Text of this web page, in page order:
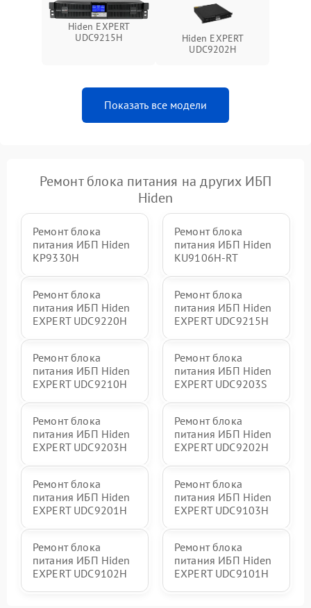
Поломка системы защиты
от перегрузок
Подробнее →
Повреждение системы
защиты от перегрева
перенапряжения
Hiden EXPERT
UDC9215H
Hiden EXPERT
UDC9202H
Показать все модели
Ремонт блока питания на других ИБП
Hiden
Ремонт блока
питания ИБП Hiden
KP9330H
Ремонт блока
питания ИБП Hiden
KU9106H-RT
Ремонт блока
питания ИБП Hiden
EXPERT UDC9220H
Ремонт блока
питания ИБП Hiden
EXPERT UDC9215H
Ремонт блока
питания ИБП Hiden
EXPERT UDC9210H
Ремонт блока
питания ИБП Hiden
EXPERT UDC9203S
Ремонт блока
питания ИБП Hiden
EXPERT UDC9203H
Ремонт блока
питания ИБП Hiden
EXPERT UDC9202H
Ремонт блока
питания ИБП Hiden
EXPERT UDC9201H
Ремонт блока
питания ИБП Hiden
EXPERT UDC9103H
Ремонт блока
питания ИБП Hiden
EXPERT UDC9102H
Ремонт блока
питания ИБП Hiden
EXPERT UDC9101H